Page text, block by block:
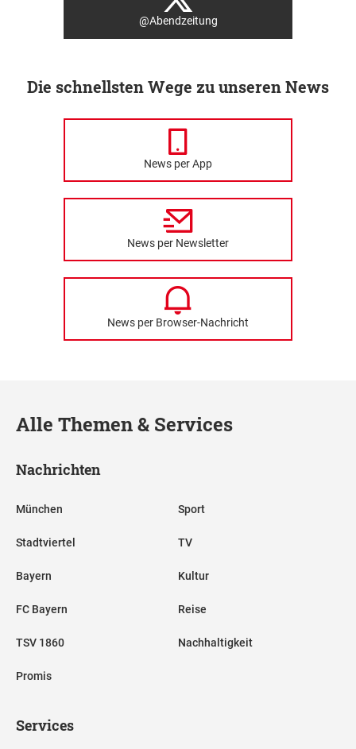
@Abendzeitung
Die schnellsten Wege zu unseren News
News per App
News per Newsletter
News per Browser-Nachricht
Alle Themen & Services
Nachrichten
München
Stadtviertel
Bayern
FC Bayern
TSV 1860
Promis
Sport
TV
Kultur
Reise
Nachhaltigkeit
Services